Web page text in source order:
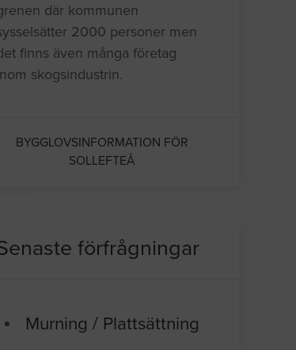
där kommunen
2000 personer men
finns även många företag
skogsindustrin.
BYGGLOVSINFORMATION FÖR
SOLLEFTEÅ
förfrågningar
Murning / Plattsättning